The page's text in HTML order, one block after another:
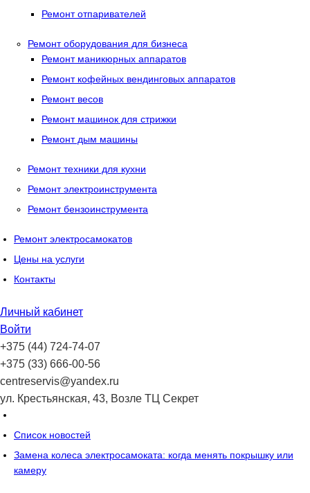
Ремонт отпаривателей
Ремонт оборудования для бизнеса
Ремонт маникюрных аппаратов
Ремонт кофейных вендинговых аппаратов
Ремонт весов
Ремонт машинок для стрижки
Ремонт дым машины
Ремонт техники для кухни
Ремонт электроинструмента
Ремонт бензоинструмента
Ремонт электросамокатов
Цены на услуги
Контакты
Личный кабинет
Войти
+375 (44) 724-74-07
+375 (33) 666-00-56
centreservis@yandex.ru
ул. Крестьянская, 43, Возле ТЦ Секрет
Список новостей
Замена колеса электросамоката: когда менять покрышку или
камеру